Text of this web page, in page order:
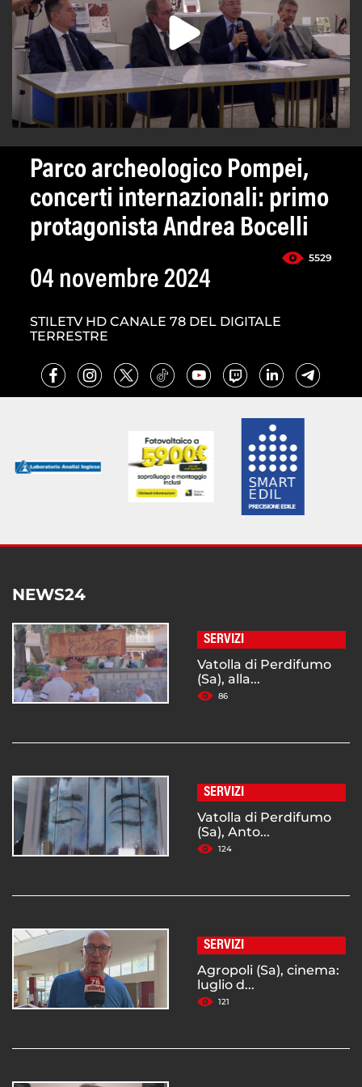
Parco archeologico Pompei,
concerti internazionali: primo
protagonista Andrea Bocelli
5529
04 novembre 2024
STILETV HD CANALE 78 DEL DIGITALE
TERRESTRE
NEWS24
SERVIZI
Vatolla di Perdifumo
(Sa), alla...
86
SERVIZI
Vatolla di Perdifumo
(Sa), Anto...
124
SERVIZI
Agropoli (Sa), cinema:
luglio d...
121